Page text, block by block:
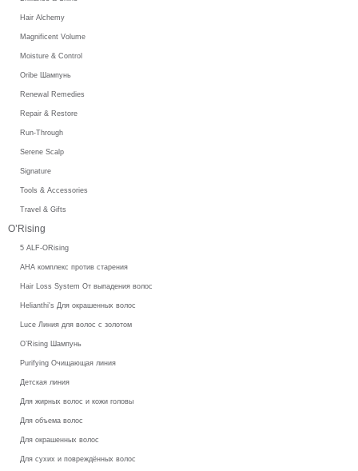
Hair Alchemy
Magnificent Volume
Moisture & Control
Oribe Шампунь
Renewal Remedies
Repair & Restore
Run-Through
Serene Scalp
Signature
Tools & Accessories
Travel & Gifts
O’Rising
5 ALF-ORising
AHA комплекс против старения
Hair Loss System От выпадения волос
Helianthi's Для окрашенных волос
Luce Линия для волос с золотом
O’Rising Шампунь
Purifying Очищающая линия
Детская линия
Для жирных волос и кожи головы
Для объема волос
Для окрашенных волос
Для сухих и повреждённых волос